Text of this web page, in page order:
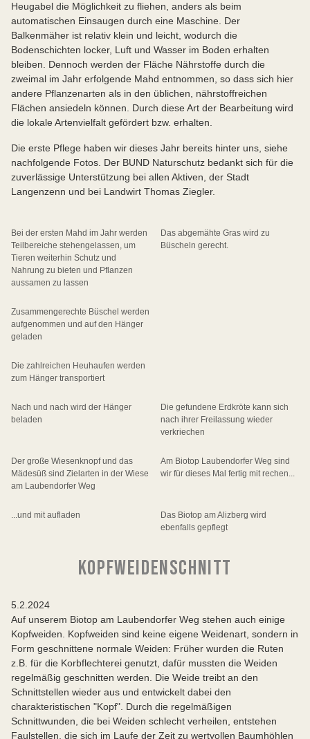
Heugabel die Möglichkeit zu fliehen, anders als beim
automatischen Einsaugen durch eine Maschine. Der
Balkenmäher ist relativ klein und leicht, wodurch die
Bodenschichten locker, Luft und Wasser im Boden erhalten
bleiben. Dennoch werden der Fläche Nährstoffe durch die
zweimal im Jahr erfolgende Mahd entnommen, so dass sich hier
andere Pflanzenarten als in den üblichen, nährstoffreichen
Flächen ansiedeln können. Durch diese Art der Bearbeitung wird
die lokale Artenvielfalt gefördert bzw. erhalten.
Die erste Pflege haben wir dieses Jahr bereits hinter uns, siehe
nachfolgende Fotos. Der BUND Naturschutz bedankt sich für die
zuverlässige Unterstützung bei allen Aktiven, der Stadt
Langenzenn und bei Landwirt Thomas Ziegler.
Bei der ersten Mahd im Jahr werden
Teilbereiche stehengelassen, um
Tieren weiterhin Schutz und
Nahrung zu bieten und Pflanzen
aussamen zu lassen
Das abgemähte Gras wird zu
Büscheln gerecht.
Zusammengerechte Büschel werden
aufgenommen und auf den Hänger
geladen
Die zahlreichen Heuhaufen werden
zum Hänger transportiert
Nach und nach wird der Hänger
beladen
Die gefundene Erdkröte kann sich
nach ihrer Freilassung wieder
verkriechen
Der große Wiesenknopf und das
Mädesüß sind Zielarten in der Wiese
am Laubendorfer Weg
Am Biotop Laubendorfer Weg sind
wir für dieses Mal fertig mit rechen...
...und mit aufladen
Das Biotop am Alizberg wird
ebenfalls gepflegt
KOPFWEIDENSCHNITT
5.2.2024
Auf unserem Biotop am Laubendorfer Weg stehen auch einige
Kopfweiden. Kopfweiden sind keine eigene Weidenart, sondern in
Form geschnittene normale Weiden: Früher wurden die Ruten
z.B. für die Korbflechterei genutzt, dafür mussten die Weiden
regelmäßig geschnitten werden. Die Weide treibt an den
Schnittstellen wieder aus und entwickelt dabei den
charakteristischen "Kopf". Durch die regelmäßigen
Schnittwunden, die bei Weiden schlecht verheilen, entstehen
Faulstellen, die sich im Laufe der Zeit zu wertvollen Baumhöhlen